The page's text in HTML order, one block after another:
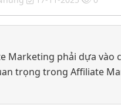
Marketing phải dựa vào
trọng trong Affiliate